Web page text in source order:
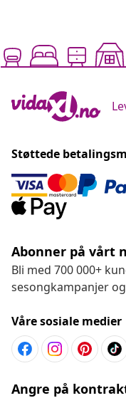
Støttede
Abonner på vårt
Bli med 700 000+
sesongkampanjer
Våre sosiale medier
Angre på